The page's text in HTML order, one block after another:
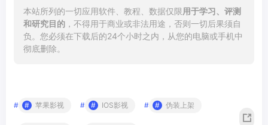
本站所列的一切应用软件、教程、数据仅限 用于学习、评测
和研究目的 ，不得用于商业或非法用途，否则一切后果须自
负。您必须在下载后的24个小时之内，从您的电脑或手机中
彻底删除。
# 苹果影视 # IOS影视 # 伪装上架